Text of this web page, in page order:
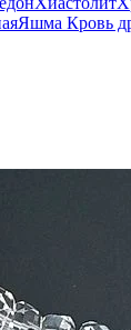
Яшма Кровь